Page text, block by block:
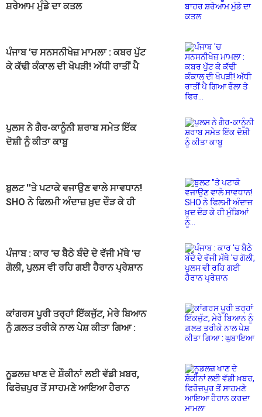
ਸ਼ਰੇਆਮ ਮੁੰਡੇ ਦਾ ਕਤਲ
ਪੰਜਾਬ 'ਚ ਸਨਸਨੀਖੇਜ਼ ਮਾਮਲਾ : ਕਬਰ ਪੁੱਟ
ਕੇ ਕੱਢੀ ਕੰਕਾਲ ਦੀ ਖੋਪੜੀ! ਅੱਧੀ ਰਾਤੀਂ ਪੈ
ਪੁਲਸ ਨੇ ਗੈਰ-ਕਾਨੂੰਨੀ ਸ਼ਰਾਬ ਸਮੇਤ ਇੱਕ
ਦੋਸ਼ੀ ਨੂੰ ਕੀਤਾ ਕਾਬੂ
ਬੁਲਟ ''ਤੇ ਪਟਾਕੇ ਵਜਾਉਣ ਵਾਲੇ ਸਾਵਧਾਨ!
SHO ਨੇ ਫਿਲਮੀ ਅੰਦਾਜ਼ ਖ਼ੁਦ ਦੌੜ ਕੇ ਹੀ
ਪੰਜਾਬ : ਕਾਰ 'ਚ ਬੈਠੇ ਬੰਦੇ ਦੇ ਵੱਜੀ ਮੱਥੇ 'ਚ
ਗੋਲੀ, ਪੁਲਸ ਵੀ ਰਹਿ ਗਈ ਹੈਰਾਨ ਪ੍ਰੇਸ਼ਾਨ
ਕਾਂਗਰਸ ਪੂਰੀ ਤਰ੍ਹਾਂ ਇੱਕਜੁੱਟ, ਮੇਰੇ ਬਿਆਨ
ਨੂੰ ਗ਼ਲਤ ਤਰੀਕੇ ਨਾਲ ਪੇਸ਼ ਕੀਤਾ ਗਿਆ :
ਨੂਡਲਜ਼ ਖਾਣ ਦੇ ਸ਼ੌਕੀਨਾਂ ਲਈ ਵੱਡੀ ਖ਼ਬਰ,
ਫਿਰੋਜ਼ਪੁਰ ਤੋਂ ਸਾਹਮਣੇ ਆਇਆ ਹੈਰਾਨ